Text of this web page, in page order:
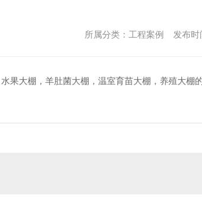
所属分类：工程案例 发布
果大棚，羊肚菌大棚，温室育苗大棚，养殖大棚